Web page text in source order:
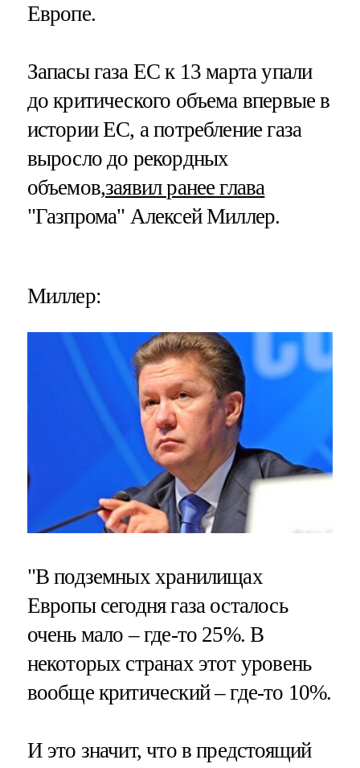
Европе.
Запасы газа ЕС к 13 марта упали
до критического объема впервые в
истории ЕС, а потребление газа
выросло до рекордных
объемов,заявил ранее глава
"Газпрома" Алексей Миллер.
Миллер:
"В подземных хранилищах
Европы сегодня газа осталось
очень мало – где-то 25%. В
некоторых странах этот уровень
вообще критический – где-то 10%.
И это значит, что в предстоящий